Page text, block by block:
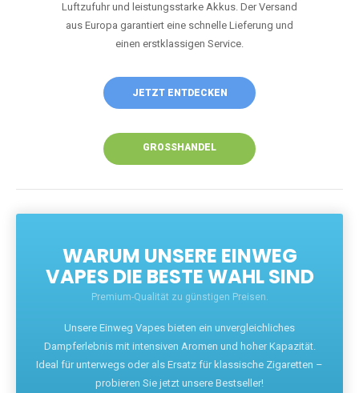
Luftzufuhr und leistungsstarke Akkus. Der Versand
aus Europa garantiert eine schnelle Lieferung und
einen erstklassigen Service.
JETZT ENTDECKEN
GROSSHANDEL
WARUM UNSERE EINWEG
VAPES DIE BESTE WAHL SIND
Premium-Qualität zu günstigen Preisen.
Unsere Einweg Vapes bieten ein unvergleichliches
Dampferlebnis mit intensiven Aromen und hoher Kapazität.
Ideal für unterwegs oder als Ersatz für klassische Zigaretten –
probieren Sie jetzt unsere Bestseller!